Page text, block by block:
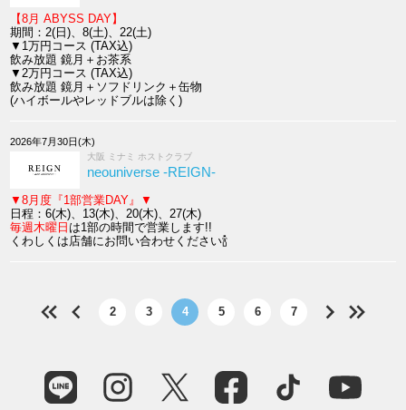
【8月 ABYSS DAY】
期間：2(日)、8(土)、22(土)
▼1万円コース (TAX込)
飲み放題 鏡月＋お茶系
▼2万円コース (TAX込)
飲み放題 鏡月＋ソフドリンク＋缶物
(ハイボールやレッドブルは除く)
2026年7月30日(木)
大阪 ミナミ ホストクラブ
neouniverse -REIGN-
▼8月度『1部営業DAY』▼
日程：6(木)、13(木)、20(木)、27(木)
毎週木曜日 は1部の時間で営業します!!
くわしくは店舗にお問い合わせください🍾
2 3 4 5 6 7